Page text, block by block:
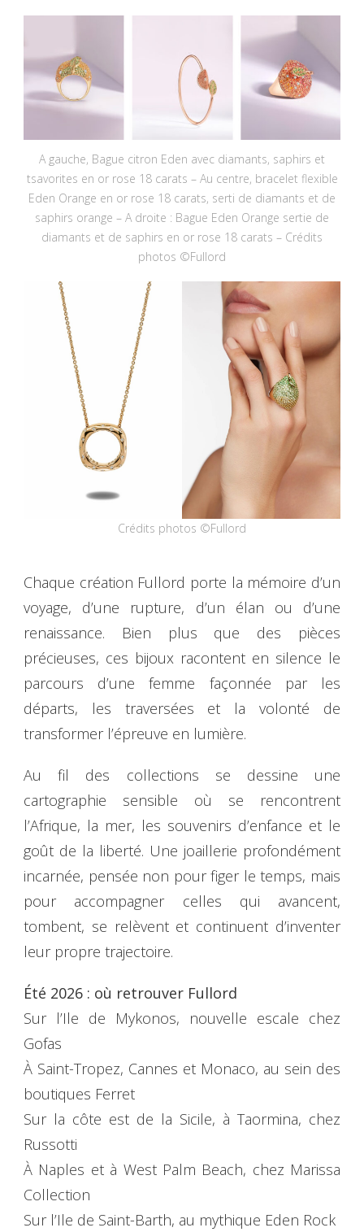
A gauche, Bague citron Eden avec diamants, saphirs et
tsavorites en or rose 18 carats – Au centre, bracelet flexible
Eden Orange en or rose 18 carats, serti de diamants et de
saphirs orange – A droite : Bague Eden Orange sertie de
diamants et de saphirs en or rose 18 carats – Crédits
photos ©Fullord
Crédits photos ©Fullord
Chaque création Fullord porte la mémoire d’un
voyage, d’une rupture, d’un élan ou d’une
renaissance. Bien plus que des pièces
précieuses, ces bijoux racontent en silence le
parcours d’une femme façonnée par les
départs, les traversées et la volonté de
transformer l’épreuve en lumière.
Au fil des collections se dessine une
cartographie sensible où se rencontrent
l’Afrique, la mer, les souvenirs d’enfance et le
goût de la liberté. Une joaillerie profondément
incarnée, pensée non pour figer le temps, mais
pour accompagner celles qui avancent,
tombent, se relèvent et continuent d’inventer
leur propre trajectoire.
Été 2026 : où retrouver Fullord
Sur l’Ile de Mykonos, nouvelle escale chez
Gofas
À Saint-Tropez, Cannes et Monaco, au sein des
boutiques Ferret
Sur la côte est de la Sicile, à Taormina, chez
Russotti
À Naples et à West Palm Beach, chez Marissa
Collection
Sur l’Ile de Saint-Barth, au mythique Eden Rock